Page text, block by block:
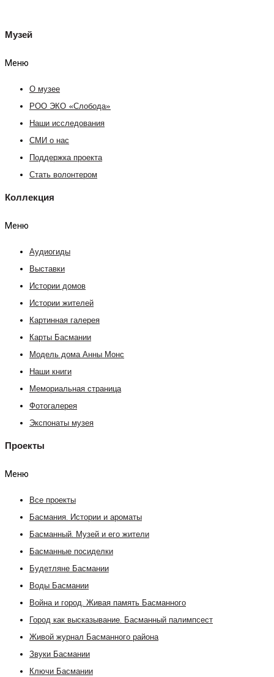
Музей
Меню
О музее
РОО ЭКО «Слобода»
Наши исследования
СМИ о нас
Поддержка проекта
Стать волонтером
Коллекция
Меню
Аудиогиды
Выставки
Истории домов
Истории жителей
Картинная галерея
Карты Басмании
Модель дома Анны Монс
Наши книги
Мемориальная страница
Фотогалерея
Экспонаты музея
Проекты
Меню
Все проекты
Басмания. Истории и ароматы
Басманный. Музей и его жители
Басманные посиделки
Будетляне Басмании
Воды Басмании
Война и город. Живая память Басманного
Город как высказывание. Басманный палимпсест
Живой журнал Басманного района
Звуки Басмании
Ключи Басмании